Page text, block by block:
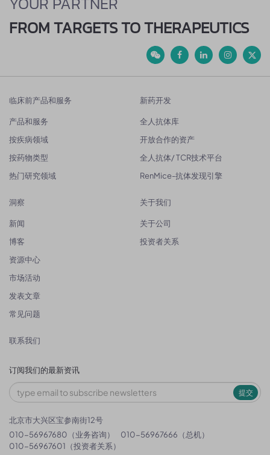
FROM TARGETS TO THERAPEUTICS
临床前产品和服务
产品和服务
按疾病领域
按药物类型
热门研究领域
新药开发
全人抗体库
开放合作的资产
全人抗体/ TCR技术平台
RenMice-抗体发现引擎
洞察
新闻
博客
资源中心
市场活动
发表文章
常见问题
关于我们
关于公司
投资者关系
联系我们
订阅我们的最新资讯
提交
北京市大兴区宝参南街12号
010-56967680（业务咨询）
010-56967666（总机）
010-56967601（投资者关系）